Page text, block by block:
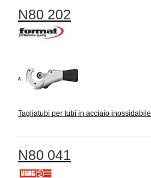
N80 202
Tagliatubi per tubi in acciaio inossidabile
N80 041